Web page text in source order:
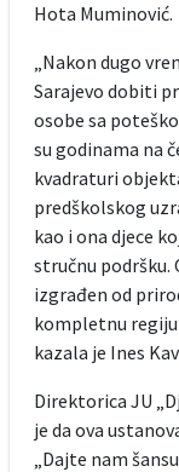
Hota Muminović.
„Nakon dugo
Sarajevo dobiti
osobe sa
su godinama na
kvadraturi
predškolskog
kao i ona djece
stručnu podršku.
izgrađen od
kompletnu regiju
kazala je Ines
Direktorica JU
je da ova
„Dajte nam